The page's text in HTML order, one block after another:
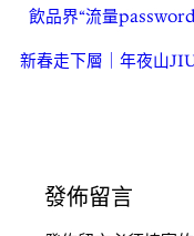
飲品界“流量
新春走下層｜年夜山
發佈留言